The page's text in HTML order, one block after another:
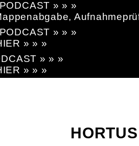
» » »
» » »
» » »
» » »
» » »